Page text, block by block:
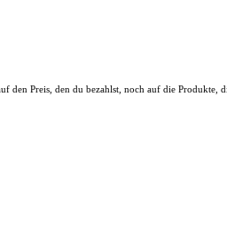
Preis, den du bezahlst, noch auf die